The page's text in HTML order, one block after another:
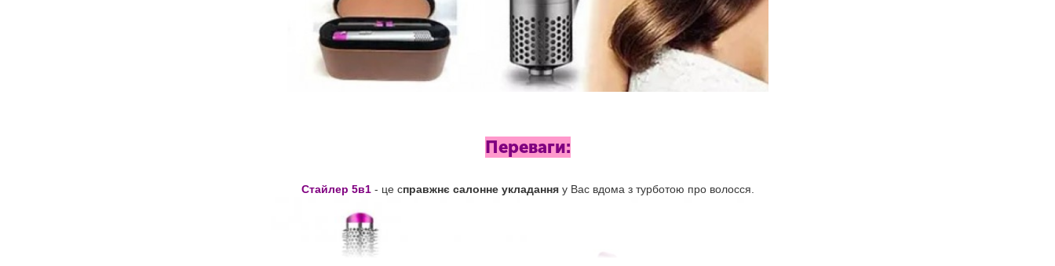
Переваги:
Стайлер 5в1- це справжнє салонне укладанняу Вас вдома з турботою про волосся.